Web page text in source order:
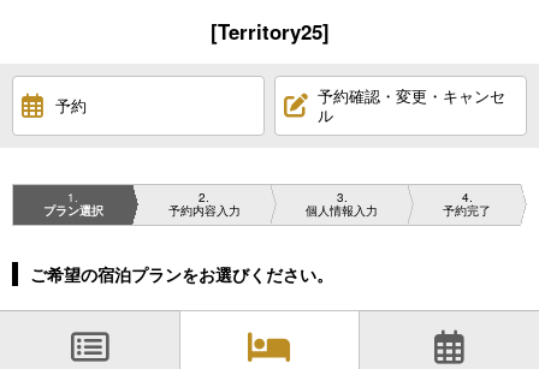
[Territory25]
予約
予約確認・変更・キャンセ
ル
1
プラン選択
2
予約内容入力
3
個人情報入力
4
予約完了
ご希望の宿泊プランをお選びください。